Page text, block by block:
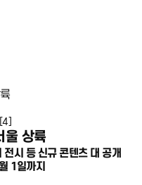
[4]
울 상륙
시 등 신규 콘텐츠 대 공개
1일까지